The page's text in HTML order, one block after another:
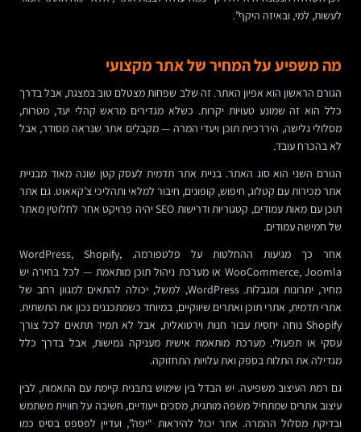
לעשות, למי, ובאיזה היקף”.
מה משפיע על המחיר של אתר מקצועי
הגורם הראשון הוא אפיון האתר. זה שלב שפחות מצטלם טוב במצגת, אבל בדרך
כלל הוא זה שמונע טעויות יקרות. כשלא מגדירים מראש קהלי יעד, מטרות,
מסלולי גלישה, היררכיית תוכן ויעדי המרה — מקבלים אתר שנראה מסודר, אבל
לא בהכרח עובד.
הגורם השני הוא סוג האתר. בניית אתר תדמית לעסק קטן שונה מאוד מבניית
אתר מכירות עם קטלוג, חיפוש, קופונים, חיבור למלאי ותהליכי צ’קאאוט. גם אתר
תוכן עם מאות עמודים, קטגוריות ודרישות SEO יהיה פרויקט אחר לחלוטין מאתר
של חמישה עמודים.
אחר כך מגיעות ההחלטות על פלטפורמה. WordPress, Shopify,
WooCommerce, Joomla או מערכת ניהול תוכן מותאמת — לכל בחירה יש
מחיר, יתרונות ומגבלות. WordPress, למשל, יכולה להתאים למגוון רחב של
אתרי תדמית, אתרי תוכן ואתרים שיווקיים, במיוחד כשמתכננים נכון את התשתית.
Shopify נוחה יחסית עבור חנות וירטואלית, אבל לא תמיד תתאים לכל צורך
עסקי או תפעולי. מערכת מותאמת אישית מעניקה גמישות, אבל בדרך כלל
מגדילה את התלות בספק ואת עלויות התחזוקה.
גם רמת העיצוב משפיעה. יש הבדל בין שימוש בתבנית קיימת עם התאמות, לבין
עיצוב אתרים שמתחיל משפה מותגית, מסכים ייעודיים, חשיבה על חוויית משתמש
ובדיקת מסלול ההמרה. אתר יכול להיראות “יפה”, ועדיין לפספס בסיס כמו